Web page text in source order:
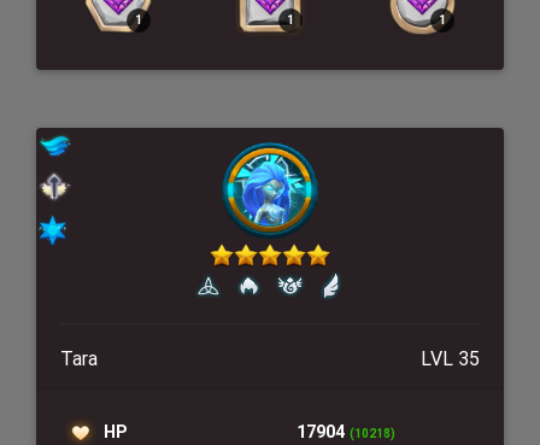
Tara LVL 35
HP 17904 (10218)